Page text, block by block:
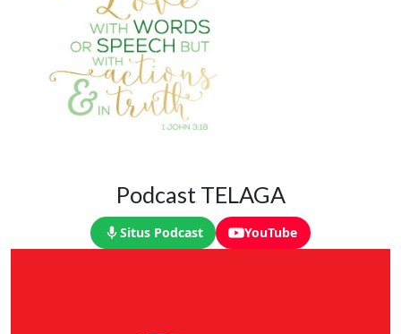
Podcast TELAGA
Situs Podcast YouTube